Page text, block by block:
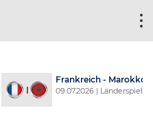
Frankreich - Marokko
09.07.2026 | Länderspiel